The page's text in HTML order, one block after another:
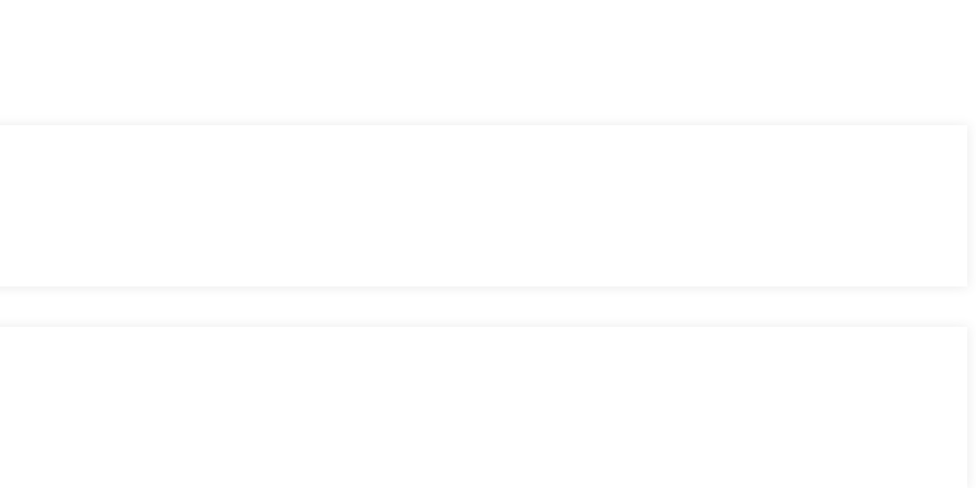
senza complicazioni.
del mercato.
piattaforme e dApp.